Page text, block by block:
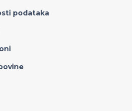
podataka